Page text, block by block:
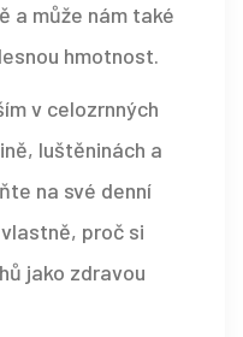
a může nám také
hmotnost.
v celozrnných
luštěninách a
na své denní
proč si
jako zdravou